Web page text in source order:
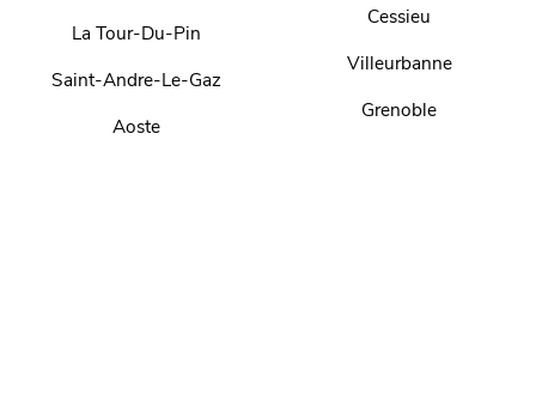
La Tour-Du-Pin
Saint-Andre-Le-Gaz
Aoste
Cessieu
Villeurbanne
Grenoble